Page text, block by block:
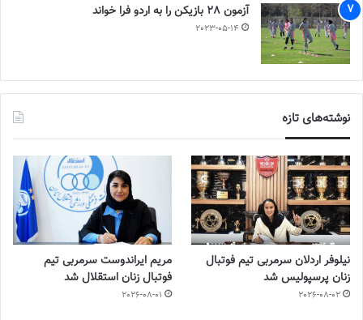
آزمون 28 بازیکن را به اردو فرا خواند
2023-05-14
نوشته‌های تازه
نیلوفر اردلان سرمربی تیم فوتبال
زنان پرسپولیس شد
2026-08-02
مریم ایراندوست سرمربی تیم
فوتبال زنان استقلال شد
2026-08-01